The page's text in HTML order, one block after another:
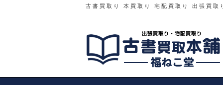
古書買取り 本買取り 宅配買取り 出張買取